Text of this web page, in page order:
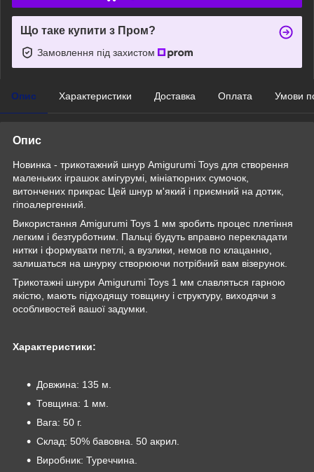
Що таке купити з Пром?
Замовлення під захистом
Опис Характеристики Доставка Оплата Умови
Опис
Новинка - трикотажний шнур Amigurumi Toys для створення
маленьких іграшок амігурумі, мініатюрних сумочок,
витончених прикрас Цей шнур м'який і приємний на дотик,
гіпоалергенний.
Використання Amigurumi Toys 1 мм зробить процес плетіння
легким і безтурботним. Пальці будуть вправно перекладати
нитки і формувати петлі, а вузлики, немов по клацанню,
залишаться на шнурку створюючи потрібний вам візерунок.
Трикотажні шнури Amigurumi Toys 1 мм славляться гарною
якістю, мають підходящу товщину і структуру, виходячи з
особливостей вашої задумки.
Характеристики:
Довжина: 135 м.
Товщина: 1 мм.
Вага: 50 г.
Склад: 50% бавовна. 50 акрил.
Виробник: Туреччина.